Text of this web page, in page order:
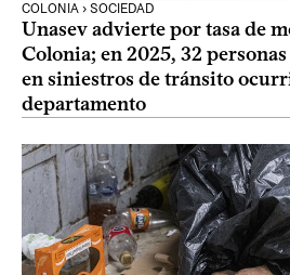
COLONIA › SOCIEDAD
Unasev advierte por tasa de
Colonia; en 2025, 32
en siniestros de tránsito
departamento